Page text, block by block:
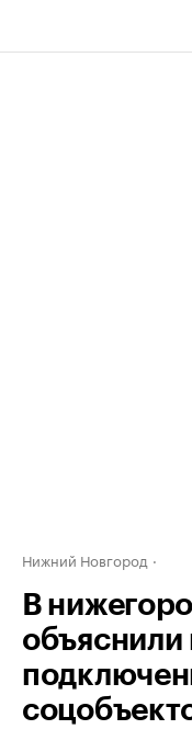
Нижний Новгород
В
объяснили